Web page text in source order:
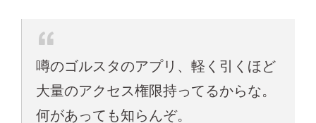
噂のゴルスタのアプリ、軽く引くほど
大量のアクセス権限持ってるからな。
何があっても知らんぞ。